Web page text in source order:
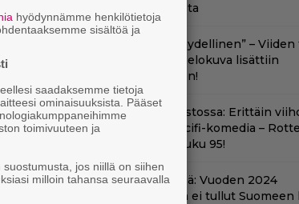
terrori-iskusta
”Lajissaan täydellinen” –
scifitoimintaelokuva lisättiin
suoratoistoon!
Nyt suoratoistossa: Erittäin
ja kehuttu scifi-komedia –
Tomatoes -luku 95!
Tänään tv:ssä: Vuoden 2024
laatuelokuva ei tullut Suomeen
hyödynnämme henkilötietoja
sisältöä ja
saadaksemme tietoja
ominaisuuksista. Pääset
toimivuuteen ja
jos niillä on siihen
milloin tahansa seuraavalla